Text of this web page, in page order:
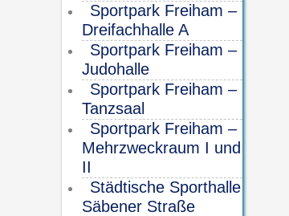
Sportpark Freiham –
Dreifachhalle A
Sportpark Freiham –
Judohalle
Sportpark Freiham –
Tanzsaal
Sportpark Freiham –
Mehrzweckraum I und
II
Städtische Sporthalle
Säbener Straße